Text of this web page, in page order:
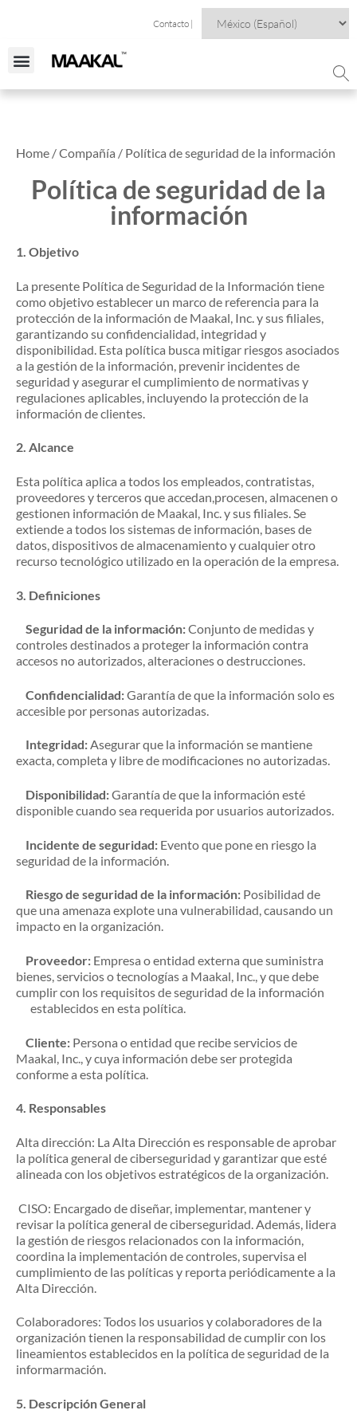
Contacto |
Home / Compañía / Política de seguridad de la información
Política de seguridad de la
información
1. Objetivo
La presente Política de Seguridad de la Información tiene
como objetivo establecer un marco de referencia para la
protección de la información de Maakal, Inc. y sus filiales,
garantizando su confidencialidad, integridad y
disponibilidad. Esta política busca mitigar riesgos asociados
a la gestión de la información, prevenir incidentes de
seguridad y asegurar el cumplimiento de normativas y
regulaciones aplicables, incluyendo la protección de la
información de clientes.
2. Alcance
Esta política aplica a todos los empleados, contratistas,
proveedores y terceros que accedan,procesen, almacenen o
gestionen información de Maakal, Inc. y sus filiales. Se
extiende a todos los sistemas de información, bases de
datos, dispositivos de almacenamiento y cualquier otro
recurso tecnológico utilizado en la operación de la empresa.
3. Definiciones
Seguridad de la información:Conjunto de medidas y
controles destinados a proteger la información contra
accesos no autorizados, alteraciones o destrucciones.
Confidencialidad:Garantía de que la información solo es
accesible por personas autorizadas.
Integridad:Asegurar que la información se mantiene
exacta, completa y libre de modificaciones no autorizadas.
Disponibilidad:Garantía de que la información esté
disponible cuando sea requerida por usuarios autorizados.
Incidente de seguridad: Evento que pone en riesgo la
seguridad de la información.
Riesgo de seguridad de la información: Posibilidad de
que una amenaza explote una vulnerabilidad, causando un
impacto en la organización.
Proveedor: Empresa o entidad externa que suministra
bienes, servicios o tecnologías a Maakal, Inc., y que debe
cumplir con los requisitos de seguridad de la información
establecidos en esta política.
Cliente: Persona o entidad que recibe servicios de
Maakal, Inc., y cuya información debe ser protegida
conforme a esta política.
4. Responsables
Alta dirección: La Alta Dirección es responsable de aprobar
la política general de ciberseguridad y garantizar que esté
alineada con los objetivos estratégicos de la organización.
CISO: Encargado de diseñar, implementar, mantener y
revisar la política general de ciberseguridad. Además, lidera
la gestión de riesgos relacionados con la información,
coordina la implementación de controles, supervisa el
cumplimiento de las políticas y reporta periódicamente a la
Alta Dirección.
Colaboradores: Todos los usuarios y colaboradores de la
organización tienen la responsabilidad de cumplir con los
lineamientos establecidos en la política de seguridad de la
informarmación.
5. Descripción General